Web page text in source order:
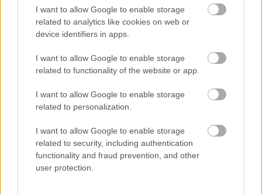
I want to allow Google to enable storage
related to analytics like cookies on web or
device identifiers in apps.
I want to allow Google to enable storage
related to functionality of the website or app.
I want to allow Google to enable storage
related to personalization.
I want to allow Google to enable storage
related to security, including authentication
functionality and fraud prevention, and other
user protection.
Nyilvánvaló, hogy akár De Sade márki, akár
Hasfelmetsző Jack csupán esettanulmányok ebben
az emberi értékrendet firtató filozófiai értekezésben,
életeken át gyűjtött tudás. A szabad akarat, amely
lehetővé teszi, hogy saját magunkhoz mérten
leghelyesebbnek vélt felhasználási módját válasszuk
ki ennek a tudásnak, éppen arra mutat rá, hogy
semmi nem fekete vagy fehér, nincs egyértelmű jó-
emberiség elleni bűnök is felszabadíthatják a
felhalmozott végtelen energiát, és nincs eredendően
rossz, gonosz, hiszen mindenki megtérhet egyszer,
ha úgy véli, ez a teljességhez vezető út. Éppen ennek